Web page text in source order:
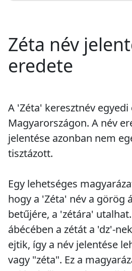
Zéta név
eredete
A 'Zéta' keresztnév
Magyarországon. A név
jelentése azonban nem
tisztázott.
Egy lehetséges
hogy a 'Zéta' név a görög
betűjére, a 'zétára'
ábécében a zétát a 'dz'-
ejtik, így a név jelentése
vagy "zéta". Ez a